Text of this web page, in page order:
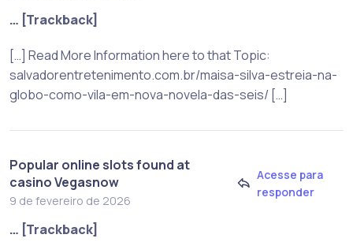
… [Trackback]
[…] Read More Information here to that Topic:
salvadorentretenimento.com.br/maisa-silva-estreia-na-
globo-como-vila-em-nova-novela-das-seis/ […]
Popular online slots found at
casino Vegasnow
9 de fevereiro de 2026
Acesse para
responder
… [Trackback]